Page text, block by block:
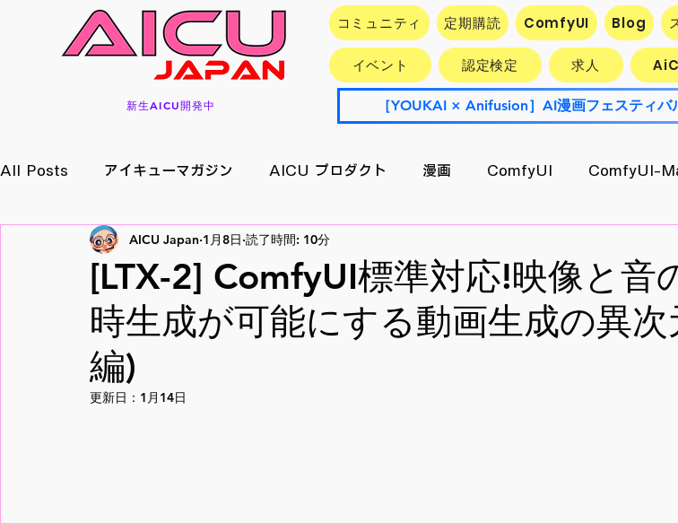
新生AICU開発中
コミュニティ 定期購読 ComfyUI Blog
イベント 認定検定 求人
［YOUKAI × Anifusion］AI漫画フェスティ
All Posts アイキューマガジン AICU プロダクト 漫画 ComfyUI ComfyUI-
イベント情報 アプリ/サービス Research
メイキング 月刊好アクセス StableDiffusion AI活用企業最前線 キャラ開発
[LTX-2] ComfyUI標準対応!映像と音
時生成が可能にする動画生成の異次
編)
AICU Japan 1月8日 読了時間: 10分
更新日： 1月14日